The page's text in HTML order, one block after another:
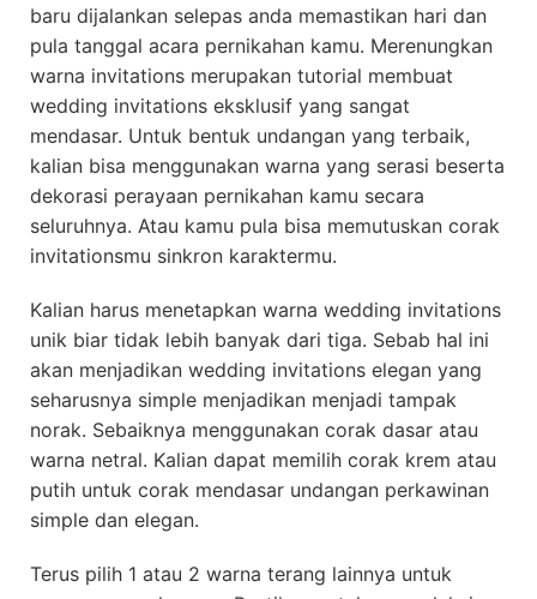
baru dijalankan selepas anda memastikan hari dan
pula tanggal acara pernikahan kamu. Merenungkan
warna invitations merupakan tutorial membuat
wedding invitations eksklusif yang sangat
mendasar. Untuk bentuk undangan yang terbaik,
kalian bisa menggunakan warna yang serasi beserta
dekorasi perayaan pernikahan kamu secara
seluruhnya. Atau kamu pula bisa memutuskan corak
invitationsmu sinkron karaktermu.
Kalian harus menetapkan warna wedding invitations
unik biar tidak lebih banyak dari tiga. Sebab hal ini
akan menjadikan wedding invitations elegan yang
seharusnya simple menjadikan menjadi tampak
norak. Sebaiknya menggunakan corak dasar atau
warna netral. Kalian dapat memilih corak krem atau
putih untuk corak mendasar undangan perkawinan
simple dan elegan.
Terus pilih 1 atau 2 warna terang lainnya untuk